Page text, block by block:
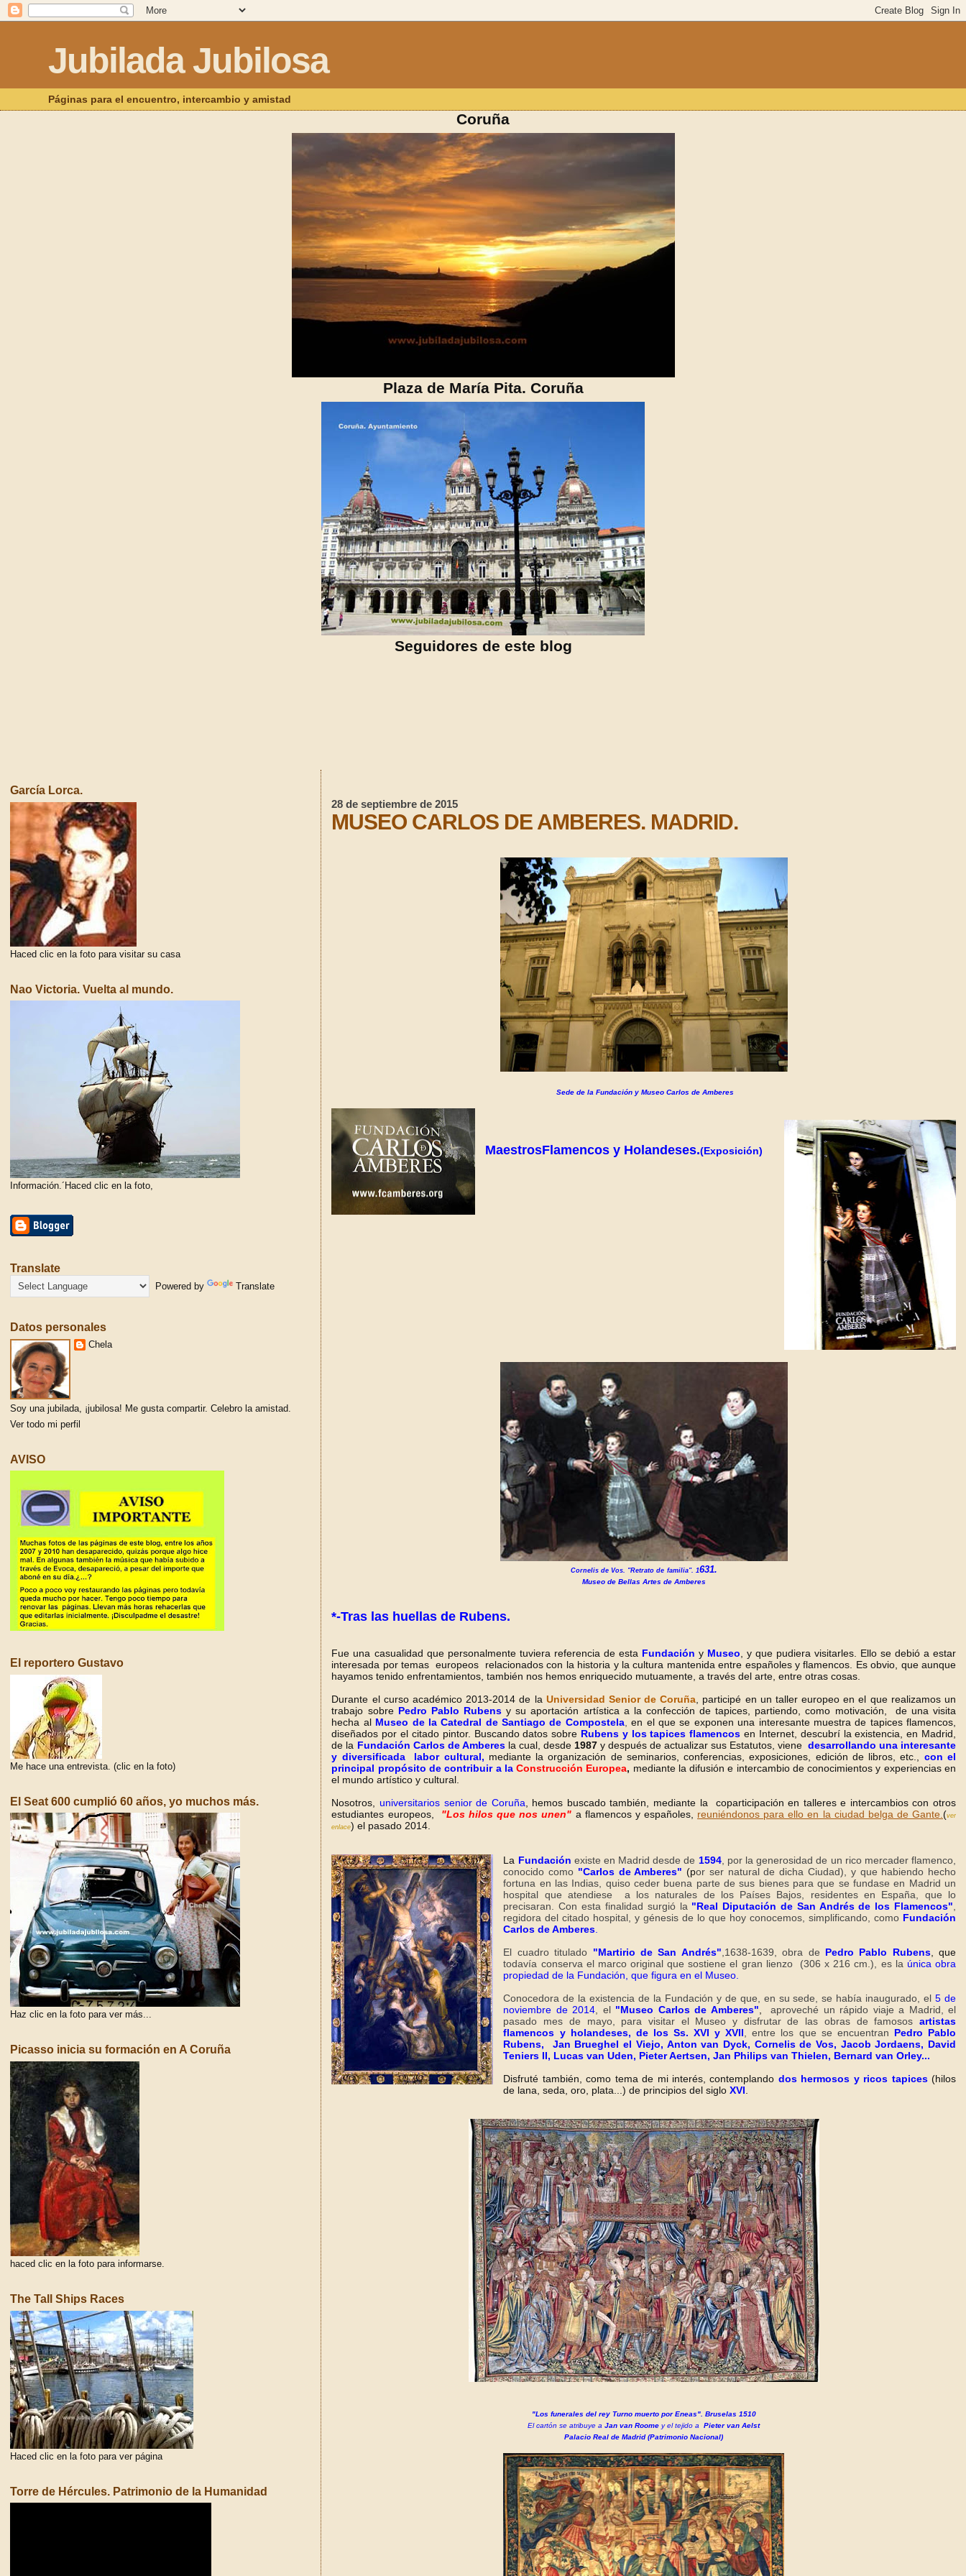
Jubilada Jubilosa
Páginas para el encuentro, intercambio y amistad
Coruña
Plaza de María Pita. Coruña
Seguidores de este blog
28 de septiembre de 2015
MUSEO CARLOS DE AMBERES. MADRID.
Sede de la Fundación y Museo Carlos de Amberes
MaestrosFlamencos y Holandeses.(Exposición)
Cornelis de Vos. "Retrato de familia". 1631.
Museo de Bellas Artes de Amberes
*-Tras las huellas de Rubens.
Fue una casualidad que personalmente tuviera referencia de esta Fundación y Museo , y que pudiera visitarles. Ello se debió a estar
interesada por temas europeos relacionados con la historia y la cultura mantenida entre españoles y flamencos. Es obvio, que aunque
hayamos tenido enfrentamientos, también nos hemos enriquecido mutuamente, a través del arte, entre otras cosas.
Durante el curso académico 2013-2014 de la Universidad Senior de Coruña , participé en un taller europeo en el que realizamos un
trabajo sobre Pedro Pablo Rubens y su aportación artística a la confección de tapices, partiendo, como motivación, de una visita
hecha al Museo de la Catedral de Santiago de Compostela,en el que se exponen una interesante muestra de tapices flamencos,
diseñados por el citado pintor. Buscandodatos sobre Rubens y los tapices flamencos en Internet, descubrí la existencia, en Madrid,
de la Fundación Carlos de Amberes la cual, desde 1987 y después de actualizar sus Estatutos, viene desarrollando una interesante
y diversificada labor cultural, mediante la organización de seminarios, conferencias, exposiciones, edición de libros, etc., con el
principal propósito de contribuir a laConstrucción Europea, mediante la difusión e intercambio de conocimientos y experiencias en
el mundo artístico y cultural.
Nosotros, universitarios senior de Coruña , hemos buscado también, mediante la coparticipación en talleres e intercambios con otros
estudiantes europeos,
"Los hilos que nos unen" a flamencos y españoles, reuniéndonos para ello en la ciudad belga de Gante.(ver
enlace) el pasado 2014.
La Fundación existe en Madrid desde de 1594, por la generosidad de un rico mercader flamenco,
conocido como "Carlos de Amberes"(por ser natural de dicha Ciudad), y que habiendo hecho
fortuna en las Indias, quiso ceder buena parte de sus bienes para que se fundase en Madrid un
hospital que atendiese a los naturales de los Países Bajos, residentes en España, que lo
precisaran. Con esta finalidad surgió la "Real Diputación de San Andrés de los Flamencos"
regidora del citado hospital, y génesis de lo que hoy conocemos, simplificando, como Fundación
Carlos de Amberes
El cuadro titulado "Martirio de San Andrés" ,1638-1639, obra de Pedro Pablo Rubens, que
todavía conserva el marco original que sostiene el gran lienzo (306 x 216 cm.), es la única obra
propiedad de la Fundación, que figura en el Museo.
Conocedora de la existencia de la Fundación y de que, en su sede, se había inaugurado, el5 de
noviembre de 2014 , el "Museo Carlos de Amberes"
aproveché un rápido viaje a Madrid, el
pasado mes de mayo, para visitar el Museo y disfrutar de las obras de famosos artistas
flamencos y holandeses, de los Ss. XVI y XVII , entre los que se encuentran Pedro Pablo
Rubens, Jan Brueghel el Viejo, Anton van Dyck, Cornelis de Vos, Jacob Jordaens, David
Teniers II, Lucas van Uden, Pieter Aertsen, Jan Philips van Thielen, Bernard van Orley...
Disfruté también, como tema de mi interés, contemplando dos hermosos y ricos tapices(hilos
de lana, seda, oro, plata...) de principios del sigloXVI
"Los funerales del rey Turno muerto por Eneas". Bruselas 1510
El cartón se atribuye a Jan van Roomey el tejido a
Pieter van Aelst
Palacio Real de Madrid (Patrimonio Nacional)
García Lorca.
Haced clic en la foto para visitar su casa
Nao Victoria. Vuelta al mundo.
Información.´Haced clic en la foto,
Translate
Powered by Translate
Datos personales
Chela
Soy una jubilada, ¡jubilosa! Me gusta compartir. Celebro la amistad.
Ver todo mi perfil
AVISO
El reportero Gustavo
Me hace una entrevista. (clic en la foto)
El Seat 600 cumplió 60 años, yo muchos más.
Haz clic en la foto para ver más...
Picasso inicia su formación en A Coruña
haced clic en la foto para informarse.
The Tall Ships Races
Haced clic en la foto para ver página
Torre de Hércules. Patrimonio de la Humanidad